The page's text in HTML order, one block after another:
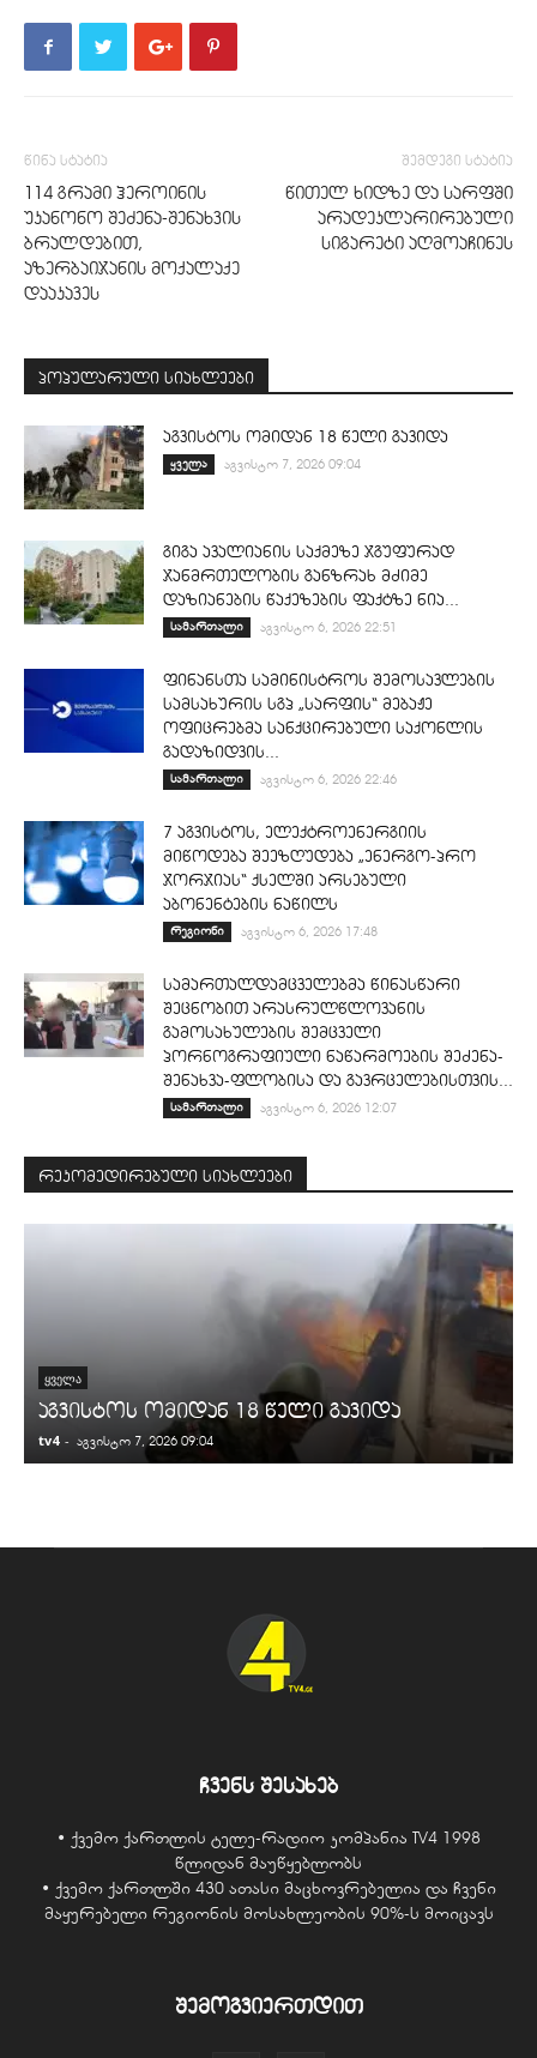
წინა სტატია
114 გრამი ჰეროინის
უკანონო შეძენა-შენახვის
ბრალდებით,
აზერბაიჯანის მოქალაქე
დააკავეს
შემდეგი სტატია
წითელ ხიდზე და სარფში
არადეკლარირებული
სიგარეტი აღმოაჩინეს
პოპულარული სიახლეები
აგვისტოს ომიდან 18 წელი გავიდა
ყველა აგვისტო 7, 2026 09:04
გიგა ავალიანის საქმეზე ჯგუფურად
ჯანმრთელობის განზრახ მძიმე
დაზიანების წაქეზების ფაქტზე ნია...
სამართალი აგვისტო 6, 2026 22:51
ფინანსთა სამინისტროს შემოსავლების
სამსახურის სგპ „სარფის“ მებაჟე
ოფიცრებმა სანქცირებული საქონლის
გადაზიდვის...
სამართალი აგვისტო 6, 2026 22:46
7 აგვისტოს, ელექტროენერგიის
მიწოდება შეეზღუდება „ენერგო-პრო
ჯორჯიას“ ქსელში არსებული
აბონენტების ნაწილს
რეგიონი აგვისტო 6, 2026 17:48
სამართალდამცველებმა წინასწარი
შეცნობით არასრულწლოვანის
გამოსახულების შემცველი
პორნოგრაფიული ნაწარმოების შეძენა-
შენახვა-ფლობისა და გავრცელებისთვის...
სამართალი აგვისტო 6, 2026 12:07
რეკომედირებული სიახლეები
ᲧᲕᲔᲚᲐ
აგვისტოს ომიდან 18 წელი გავიდა
tv4 - აგვისტო 7, 2026 09:04
ჩვენს შესახებ
• ქვემო ქართლის ტელე-რადიო კომპანია TV4 1998
წლიდან მაუწყებლობს
• ქვემო ქართლში 430 ათასი მაცხოვრებელია და ჩვენი
მაყურებელი რეგიონის მოსახლეობის 90%-ს მოიცავს
შემოგვიერთდით